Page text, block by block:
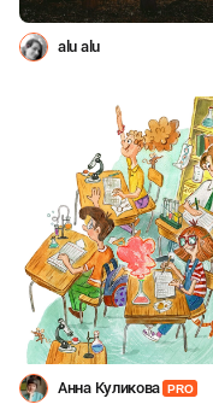
alu alu
Анна Куликова PRO